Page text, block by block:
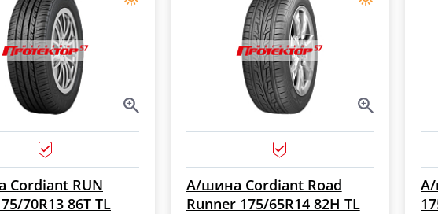
RUN
70R13 86T TL
А/шина Cordiant Road
Runner 175/65R14 82H TL
А/